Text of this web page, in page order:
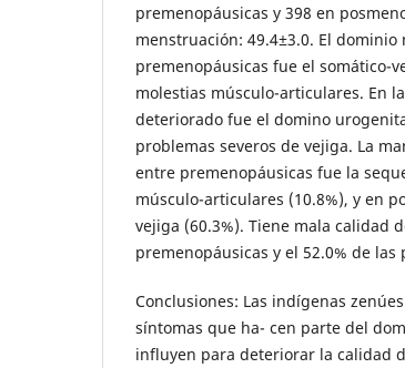
premenopáusicas y 398 en
menstruación: 49.4±3.0. El
premenopáusicas fue el somático-
molestias músculo-articulares. En
deteriorado fue el domino
problemas severos de vejiga. La
entre premenopáusicas fue la
músculo-articulares (10.8%), y en
vejiga (60.3%). Tiene mala calidad
premenopáusicas y el 52.0% de las
Conclusiones: Las indígenas
síntomas que ha- cen parte del
influyen para deteriorar la calidad